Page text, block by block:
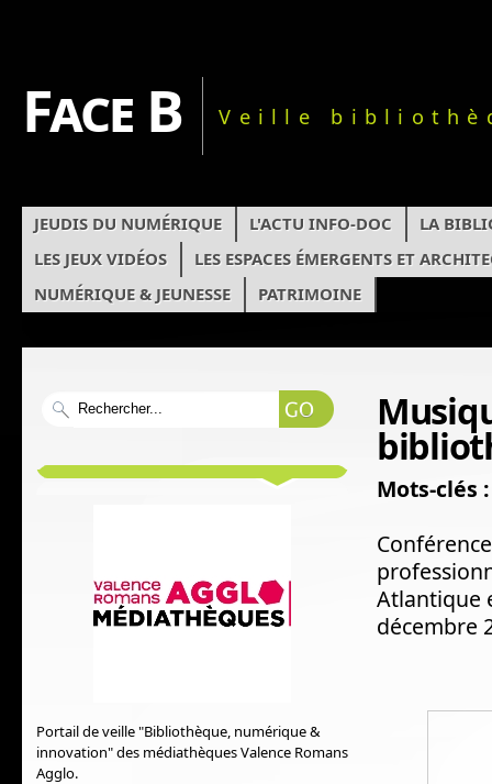
Face B Veille
JEUDIS DU NUMÉRIQUE L'ACTU INFO-DOC
LA
LES JEUX VIDÉOS
LES ESPACES ÉMERGENTS ET
NUMÉRIQUE & JEUNESSE
PATRIMOINE
Mots-clés :
Atlantique
décembre
Portail de veille "Bibliothèque, numérique &
innovation" des médiathèques Valence Romans
Agglo.